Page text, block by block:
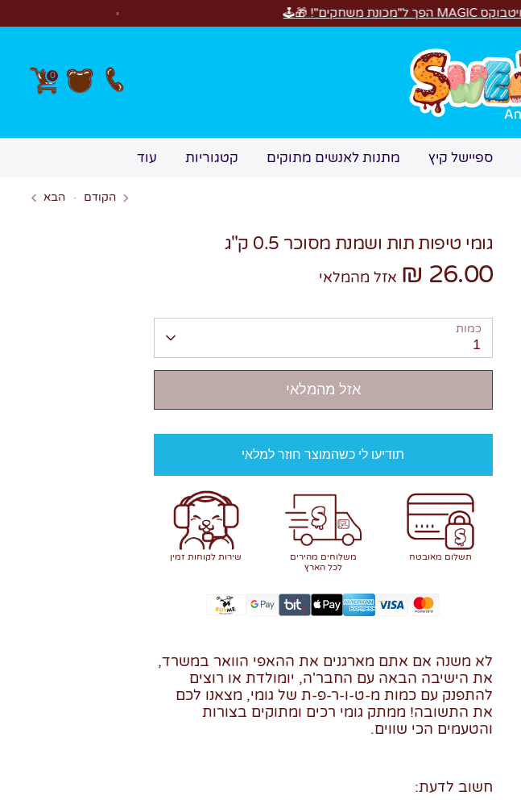
0
ספיישל קיץ מתנות לאנשים מתוקים קטגוריות עוד
הקודם הבא
גומי טיפות תות ושמנת מסוכר 0.5 ק"ג
26.00 ₪ אזל מהמלאי
כמות
1
אזל מהמלאי
תודיעו לי כשהמוצר חוזר למלאי
תשלום מאובטח
משלוחים מהירים
לכל הארץ
שירות לקוחות זמין
לא משנה אם אתם מארגנים את ההאפי הוואר במשרד,
את הישיבה הבאה עם החבר'ה, יומולדת או רוצים
להתפנק עם כמות מ-ט-ו-ר-פ-ת של גומי, מצאנו לכם
את התשובה! ממתק גומי רכים ומתוקים בצורות
והטעמים הכי שווים.
חשוב לדעת: